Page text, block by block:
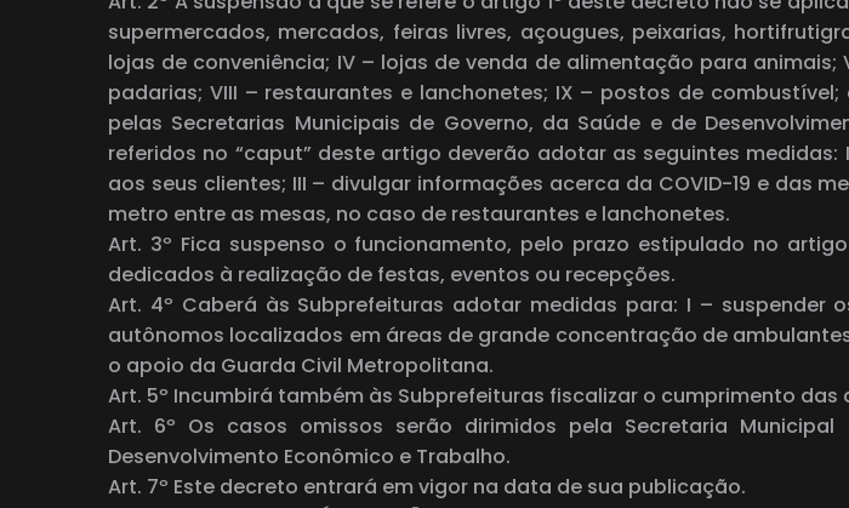
supermercados, mercados, feiras livres, açougues, peixarias,
lojas de conveniência; IV – lojas de venda de alimentação para
padarias; VIII – restaurantes e lanchonetes; IX – postos de
pelas Secretarias Municipais de Governo, da Saúde e de
referidos no “caput” deste artigo deverão adotar as seguintes
aos seus clientes; III – divulgar informações acerca da COVID-19 e das
metro entre as mesas, no caso de restaurantes e lanchonetes.
Art. 3º Fica suspenso o funcionamento, pelo prazo estipulado no
dedicados à realização de festas, eventos ou recepções.
Art. 4º Caberá às Subprefeituras adotar medidas para: I – suspender
autônomos localizados em áreas de grande concentração de
o apoio da Guarda Civil Metropolitana.
Art. 5º Incumbirá também às Subprefeituras fiscalizar o cumprimento
Art. 6º Os casos omissos serão dirimidos pela Secretaria
Desenvolvimento Econômico e Trabalho.
Art. 7º Este decreto entrará em vigor na data de sua publicação.